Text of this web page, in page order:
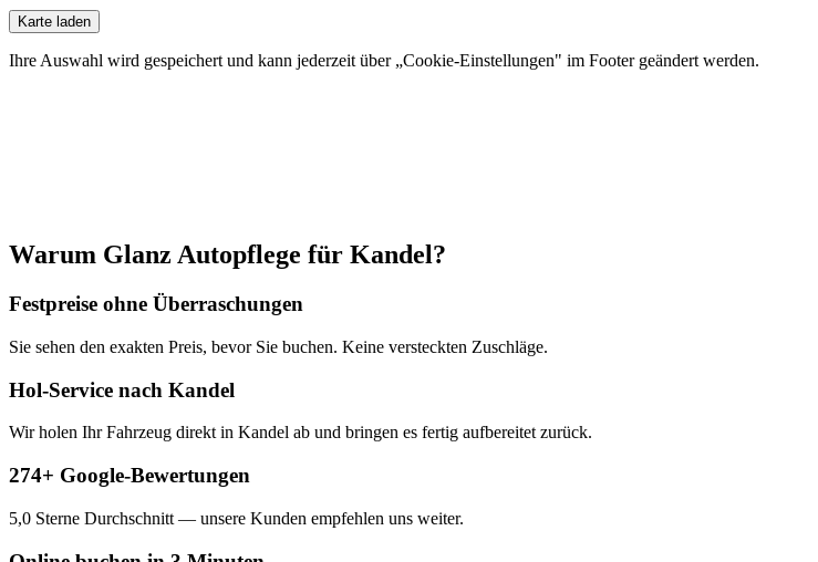
Karte laden
Ihre Auswahl wird gespeichert und kann jederzeit über „Cookie-Einstellungen" im Footer geändert werden.
Warum Glanz Autopflege für Kandel?
Festpreise ohne Überraschungen
Sie sehen den exakten Preis, bevor Sie buchen. Keine versteckten Zuschläge.
Hol-Service nach Kandel
Wir holen Ihr Fahrzeug direkt in Kandel ab und bringen es fertig aufbereitet zurück.
274+ Google-Bewertungen
5,0 Sterne Durchschnitt — unsere Kunden empfehlen uns weiter.